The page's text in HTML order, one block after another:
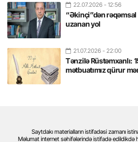
22.07.2026 - 12:56
“Əkinçi”dən
uzanan yol
21.07.2026 - 22:00
Tənzilə Rüstəmxanlı:
mətbuatımız qürur
Saytdakı materialların istifadəsi zamanı
Məlumat internet səhifələrində istifadə edildikdə